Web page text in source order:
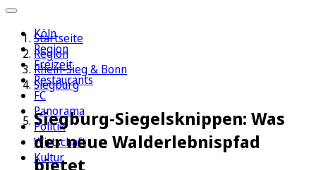
Köln
Region
Freizeit
Restaurants
FC
Panorama
Politik
Wirtschaft
Kultur
Startseite
Region
Rhein-Sieg & Bonn
Siegburg
Siegburg-Siegelsknippen: Was
der neue Walderlebnispfad
bietet